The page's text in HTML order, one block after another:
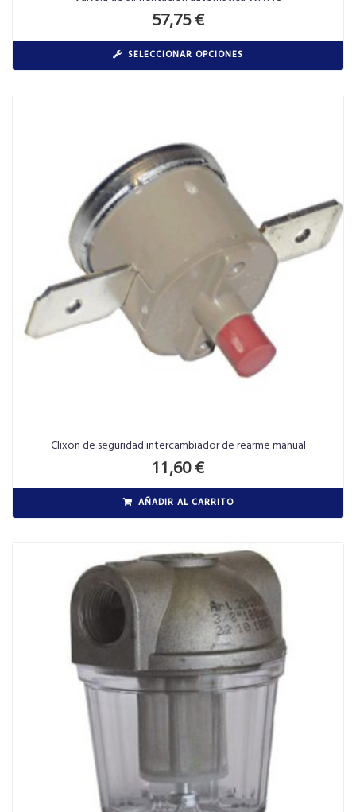
57,75€
SELECCIONAR OPCIONES
Clixon de seguridad intercambiador de rearme manual
11,60€
AÑADIR AL CARRITO